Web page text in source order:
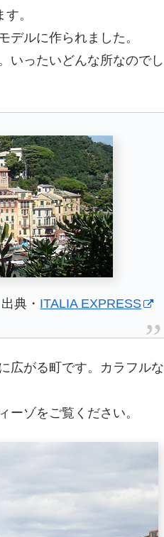
。
デルに作られました。
いったいどんな所なのでし
出典・ ITALIA EXPRESS
広がる町です。カラフルな
ーゾをご覧ください。